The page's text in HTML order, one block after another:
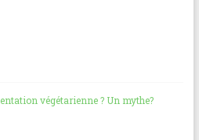
végétarienne ? Un mythe?